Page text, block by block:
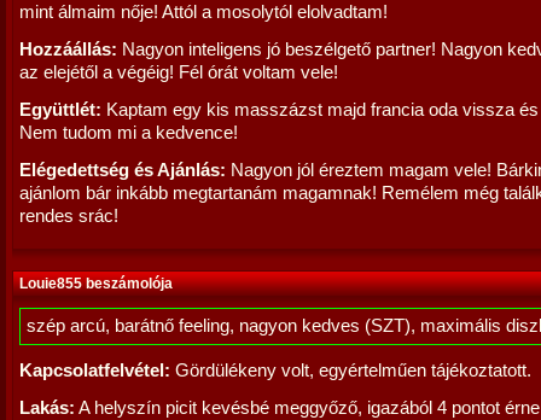
mint álmaim nője! Attól a mosolytól elolvadtam!
Hozzáállás: Nagyon inteligens jó beszélgető partner! Nagyon
az elejétől a végéig! Fél órát voltam vele!
Együttlét: Kaptam egy kis masszázst majd francia oda vissza
Nem tudom mi a kedvence!
Elégedettség és Ajánlás: Nagyon jól éreztem magam vele!
ajánlom bár inkább megtartanám magamnak! Remélem még
rendes srác!
Louie855 beszámolója
szép arcú, barátnő feeling, nagyon kedves (SZT), maximális
Kapcsolatfelvétel: Gördülékeny volt, egyértelműen tájékoztatott.
Lakás: A helyszín picit kevésbé meggyőző, igazából 4 pontot